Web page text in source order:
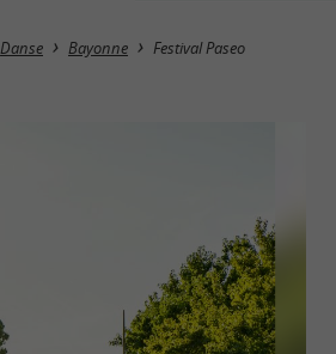
Danse Bayonne Festival Paseo